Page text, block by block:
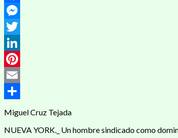
Facebook
Messenger
Twitter
LinkedIn
Pinterest
Email
Miguel Cruz Tejada
NUEVA YORK._ Un hombre sindicado como